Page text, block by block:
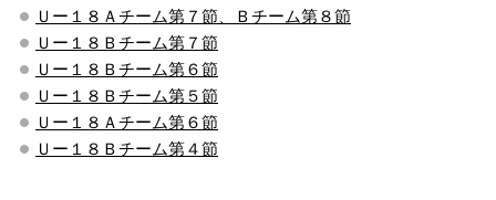
Ｕー１８Ａチーム第７節、Ｂチーム第８節
Ｕー１８Ｂチーム第７節
Ｕー１８Ｂチーム第６節
Ｕー１８Ｂチーム第５節
Ｕー１８Ａチーム第６節
Ｕー１８Ｂチーム第４節